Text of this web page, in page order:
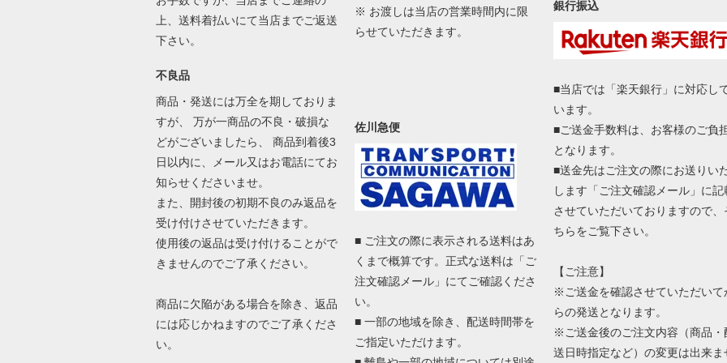
上、送料着払いにて当店までご返送
下さい。
不良品
商品・発送には万全を期しておりま
すが、 万が一商品の不良・破損な
どがございましたら、 商品到着後3
日以内に、メール又はお電話にてお
知らせくださいませ。
また、開封後の初期不良のみ返品を
受け付けさせていただきます。
使用後の返品は受け付けることがで
きませんのでご了承ください。
商品に欠陥がある場合を除き、返品
には応じかねますのでご了承くださ
い。
※ お渡しは当店の営業時間内に限
らせていただきます。
佐川急便
■ ご注文の際に表示される送料はあ
くまで概算です。正式な送料は「ご
注文確認メール」にてご確認くださ
い。
■ 一部の地域を除き、配送時間帯を
ご指定いただけます。
銀行振込
■当店では「楽天銀行」に対応し
います。
■ご送金手数料は、お客様のご負
となります。
■送金先はご注文の際にお送りい
します「ご注文確認メール」に記
させていただいておりますので、
ちらをご覧下さい。
【ご注意】
※ご送金を確認させていただいて
らの発送となります。
※ご送金後のご注文内容（商品・
送日時指定など）の変更は出来ま